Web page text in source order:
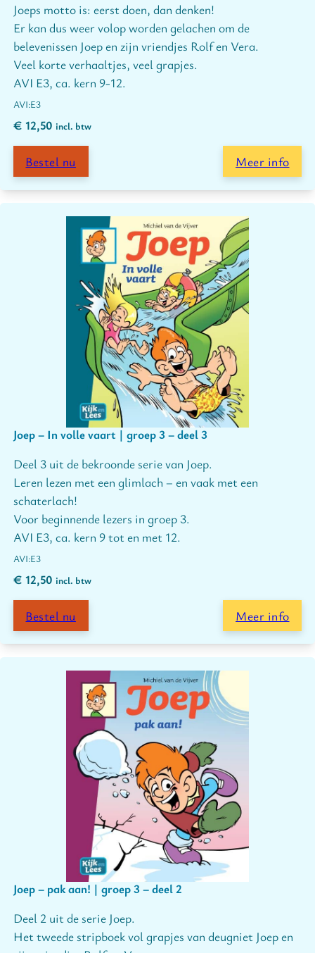
Joeps motto is: eerst doen, dan denken!
Er kan dus weer volop worden gelachen om de
belevenissen Joep en zijn vriendjes Rolf en Vera.
Veel korte verhaaltjes, veel grapjes.
AVI E3, ca. kern 9-12.
E3
€ 12,50 incl. btw
Bestel nu Meer info
Joep – In volle vaart | groep 3 – deel 3
Deel 3 uit de bekroonde serie van Joep.
Leren lezen met een glimlach – en vaak met een
schaterlach!
Voor beginnende lezers in groep 3.
AVI E3, ca. kern 9 tot en met 12.
E3
€ 12,50 incl. btw
Bestel nu Meer info
Joep – pak aan! | groep 3 – deel 2
Deel 2 uit de serie Joep.
Het tweede stripboek vol grapjes van deugniet Joep en